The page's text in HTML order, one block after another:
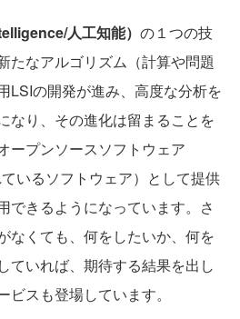
人工知能） の１つの技
たなアルゴリズム（計算や問題
LSIの開発が進み、高度な分析を
なり、その進化は留まることを
ープンソースソフトウェア
ているソフトウェア）として提供
できるようになっています。さ
なくても、何をしたいか、何を
ていれば、期待する結果を出し
スも登場しています。